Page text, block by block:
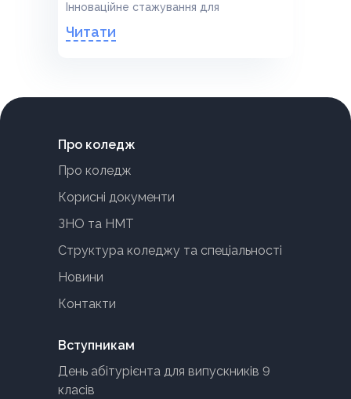
Інноваційне стажування для
професійної освіти України» від ГО «Я І
Читати
Про коледж
Про коледж
Корисні документи
ЗНО та НМТ
Структура коледжу та спеціальності
Новини
Контакти
Вступникам
День абітурієнта для випускників 9
класів